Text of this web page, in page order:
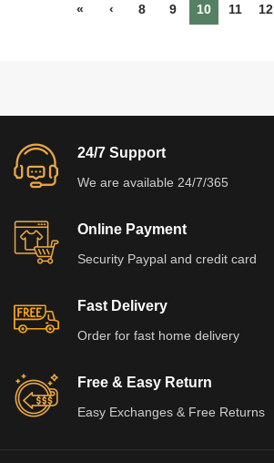
« ‹ 8 9 10 11 12
24/7 Support
We are available 24/7/365
Online Payment
Security Paypal and credit card
Fast Delivery
Order for fast home delivery
Free & Easy Return
Easy Exchanges & Free Returns